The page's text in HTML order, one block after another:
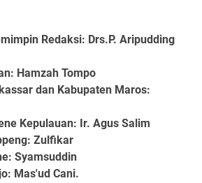
Redaksi: Drs.P. Aripudding
: Hamzah Tompo
dan Kabupaten Maros:
Kepulauan: Ir. Agus Salim
: Zulfikar
: Syamsuddin
: Mas'ud Cani.